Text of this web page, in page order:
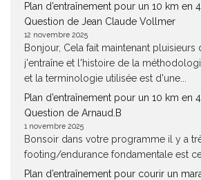
Plan d’entraînement pour un 10 km en
Question de Jean Claude Vollmer
12 novembre 2025
Bonjour, Cela fait maintenant pluisieurs
j'entraîne et l'histoire de la
et la terminologie utilisée est d'une...
Plan d’entraînement pour un 10 km en
Question de Arnaud.B
1 novembre 2025
Bonsoir dans votre programme il y a
footing/endurance fondamentale est
Plan d’entraînement pour courir un